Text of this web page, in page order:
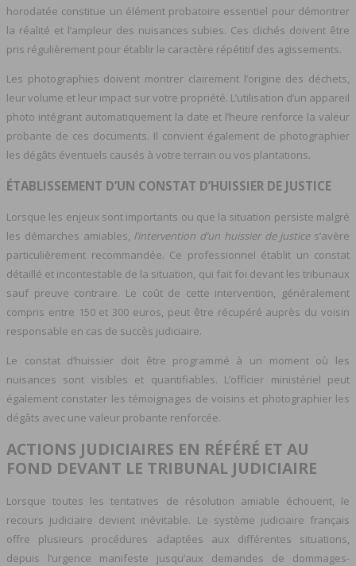
horodatée constitue un élément probatoire essentiel pour démontrer
la réalité et l’ampleur des nuisances subies. Ces clichés doivent être
pris régulièrement pour établir le caractère répétitif des agissements.
Les photographies doivent montrer clairement l’origine des déchets,
leur volume et leur impact sur votre propriété. L’utilisation d’un appareil
photo intégrant automatiquement la date et l’heure renforce la valeur
probante de ces documents. Il convient également de photographier
les dégâts éventuels causés à votre terrain ou vos plantations.
ÉTABLISSEMENT D’UN CONSTAT D’HUISSIER DE JUSTICE
Lorsque les enjeux sont importants ou que la situation persiste malgré
les démarches amiables, l’intervention d’un huissier de justice s’avère
particulièrement recommandée. Ce professionnel établit un constat
détaillé et incontestable de la situation, qui fait foi devant les tribunaux
sauf preuve contraire. Le coût de cette intervention, généralement
compris entre 150 et 300 euros, peut être récupéré auprès du voisin
responsable en cas de succès judiciaire.
Le constat d’huissier doit être programmé à un moment où les
nuisances sont visibles et quantifiables. L’officier ministériel peut
également constater les témoignages de voisins et photographier les
dégâts avec une valeur probante renforcée.
ACTIONS JUDICIAIRES EN RÉFÉRÉ ET AU
FOND DEVANT LE TRIBUNAL JUDICIAIRE
Lorsque toutes les tentatives de résolution amiable échouent, le
recours judiciaire devient inévitable. Le système judiciaire français
offre plusieurs procédures adaptées aux différentes situations,
depuis l’urgence manifeste jusqu’aux demandes de dommages-